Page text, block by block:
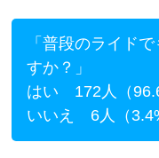
「普段のライド
すか？」
はい 172人（
いいえ 6人（